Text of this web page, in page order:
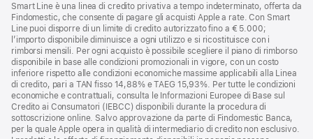
Smart Line è una linea di credito privativa a tempo indeterminato, offerta da
Findomestic, che consente di pagare gli acquisti Apple a rate. Con Smart
Line puoi disporre di un limite di credito autorizzato fino a € 5.000;
l’importo disponibile diminuisce a ogni utilizzo e si ricostituisce con i
rimborsi mensili. Per ogni acquisto è possibile scegliere il piano di rimborso
disponibile in base alle condizioni promozionali in vigore, con un costo
inferiore rispetto alle condizioni economiche massime applicabili alla Linea
di credito, pari a TAN fisso 14,88% e TAEG 15,93%. Per tutte le condizioni
economiche e contrattuali, consulta le Informazioni Europee di Base sul
Credito ai Consumatori (IEBCC) disponibili durante la procedura di
sottoscrizione online. Salvo approvazione da parte di Findomestic Banca,
per la quale Apple opera in qualità di intermediario di credito non esclusivo.